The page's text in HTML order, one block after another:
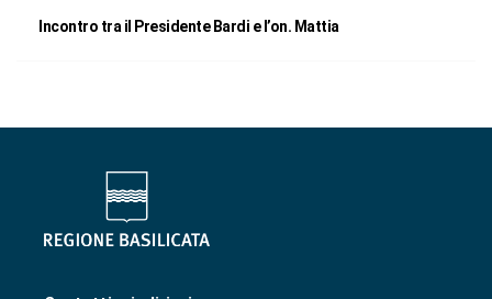
Incontro tra il Presidente Bardi e l’on. Mattia